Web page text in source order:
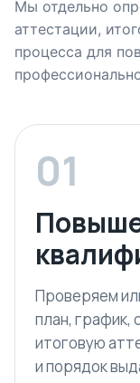
Мы отдельно
аттестации,
процесса для
01
Проверяем
план, график,
итоговую
и порядок